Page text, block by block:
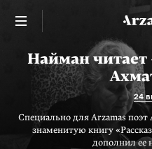
Найман читает
24
Специально для Arzamas
знаменитую книгу
дополнил ее